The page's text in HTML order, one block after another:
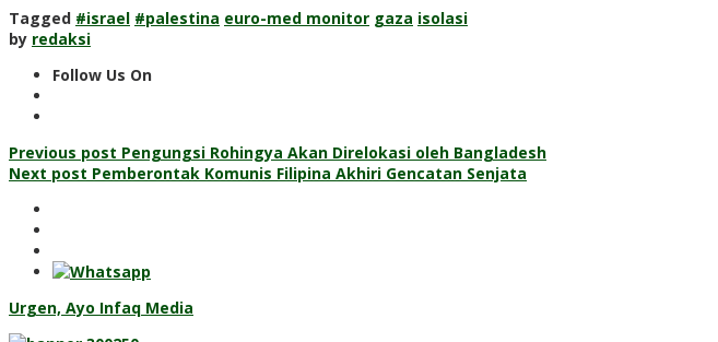
Tagged #israel #palestina euro-med monitor gaza isolasi
by redaksi
Follow Us On
Post
navigation
Previous post Pengungsi Rohingya Akan Direlokasi oleh Bangladesh
Next post Pemberontak Komunis Filipina Akhiri Gencatan Senjata
Urgen, Ayo Infaq Media